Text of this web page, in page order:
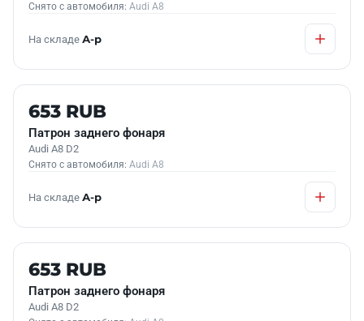
Снято с автомобиля: Audi A8
На складе А-р
Б/У В НАЛИЧИИ
653 RUB
Патрон заднего фонаря
Audi A8 D2
Снято с автомобиля: Audi A8
На складе А-р
Б/У В НАЛИЧИИ
653 RUB
Патрон заднего фонаря
Audi A8 D2